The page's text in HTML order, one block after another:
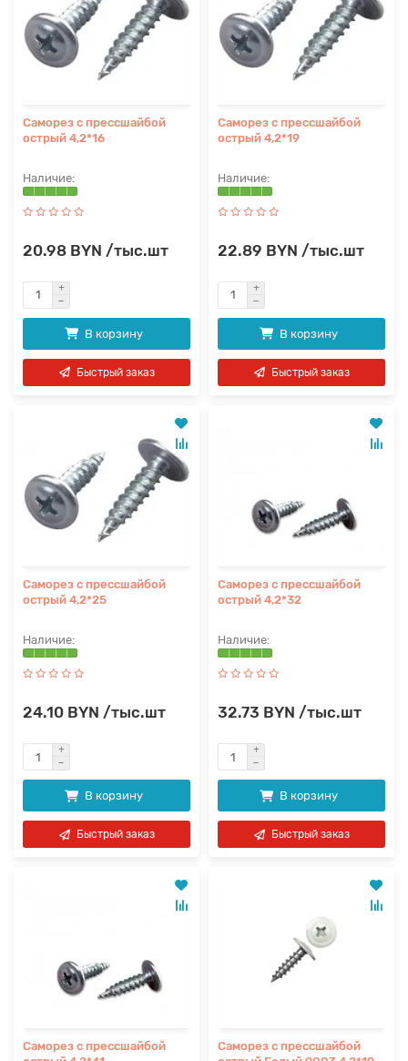
Саморез с прессшайбой
острый 4,2*16
20.98 BYN /тыс.шт
В корзину
Быстрый заказ
Саморез с прессшайбой
острый 4,2*19
22.89 BYN /тыс.шт
В корзину
Быстрый заказ
Саморез с прессшайбой
острый 4,2*25
24.10 BYN /тыс.шт
В корзину
Быстрый заказ
Саморез с прессшайбой
острый 4,2*32
32.73 BYN /тыс.шт
В корзину
Быстрый заказ
Саморез с прессшайбой
Саморез с прессшайбой